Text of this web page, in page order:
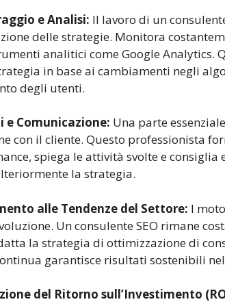
e Analisi: Il lavoro di un
delle strategie. Monitora
analitici come Google Analytics.
in base ai cambiamenti negli
degli utenti.
e Comunicazione: Una parte
con il cliente. Questo professionista
spiega le attività svolte e
la strategia.
alle Tendenze del Settore: I
Un consulente SEO rimane
la strategia di ottimizzazione di
garantisce risultati sostenibili
del Ritorno sull’Investimento